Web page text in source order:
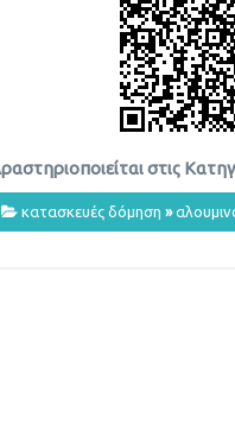
στις
κατασκευές δόμηση »